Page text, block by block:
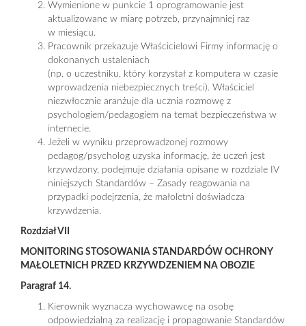
Wymienione w punkcie 1 oprogramowanie jest
aktualizowane w miarę potrzeb, przynajmniej raz
w miesiącu.
Pracownik przekazuje Właścicielowi Firmy informację o
dokonanych ustaleniach
(np. o uczestniku, który korzystał z komputera w czasie
wprowadzenia niebezpiecznych treści). Właściciel
niezwłocznie aranżuje dla ucznia rozmowę z
psychologiem/pedagogiem na temat bezpieczeństwa w
internecie.
Jeżeli w wyniku przeprowadzonej rozmowy
pedagog/psycholog uzyska informację, że uczeń jest
krzywdzony, podejmuje działania opisane w rozdziale IV
niniejszych Standardów – Zasady reagowania na
przypadki podejrzenia, że małoletni doświadcza
krzywdzenia.
Rozdział VII
MONITORING STOSOWANIA STANDARDÓW OCHRONY
MAŁOLETNICH PRZED KRZYWDZENIEM NA OBOZIE
Paragraf 14.
Kierownik wyznacza wychowawcę na osobę
odpowiedzialną za realizację i propagowanie Standardów